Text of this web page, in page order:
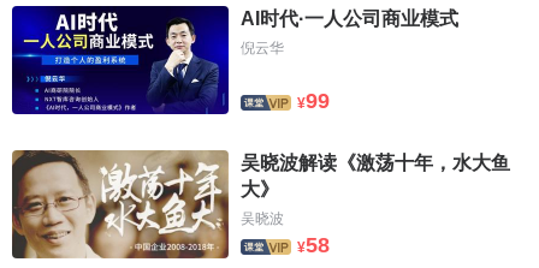
生产出纯利润，如果减少1小时，纯利润消失，如果减少1.5
小时，总利润消失。因此，工人劳动时间绝对不能缩短为10
小时。
纳索·威廉·西尼尔是一个小作品
充其内容。
AI时代·一人公司商业模式
倪云华
¥99
吴晓波解读《激荡十年，水大鱼
大》
吴晓波
¥58